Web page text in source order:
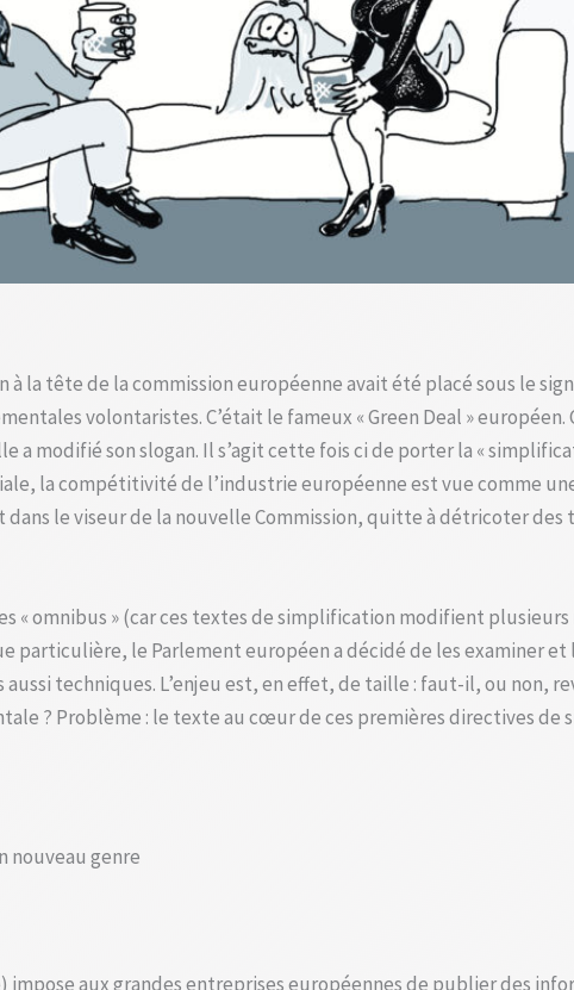
la tête de la commission européenne avait été placé sous le
volontaristes. C’était le fameux « Green Deal » européen.
a modifié son slogan. Il s’agit cette fois ci de porter la «
la compétitivité de l’industrie européenne est vue comme
le viseur de la nouvelle Commission, quitte à détricoter des
« omnibus » (car ces textes de simplification modifient
le Parlement européen a décidé de les examiner et
techniques. L’enjeu est, en effet, de taille : faut-il, ou non,
? Problème : le texte au cœur de ces premières directives de
nouveau genre
impose aux grandes entreprises européennes de publier des